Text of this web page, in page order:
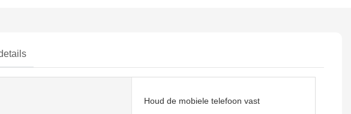
Houd de mobiele telefoon vast